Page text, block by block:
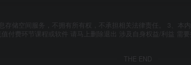
储空间服务，不拥有所有权，不承担相关法律责任。 3、本
付费环节课程或软件 请马上删除退出 涉及自身权益/利益 需
THE END